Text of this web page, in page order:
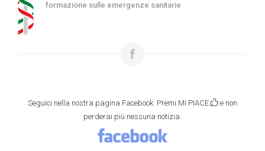
formazione sulle emergenze sanitarie
Seguici nella nostra pagina Facebook. Premi MI PIACE
e non
perderai più nessuna notizia.